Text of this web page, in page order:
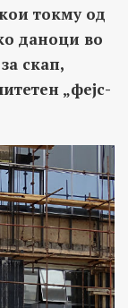
токму од
даноци во
скап,
„фејс-